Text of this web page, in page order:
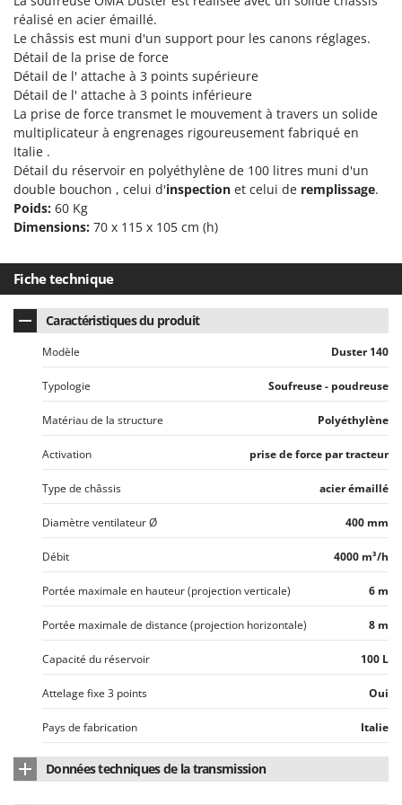
Scies alternatives à batterie
Scies de jardin télescopiques
Sécateurs électriques à batterie
Sécateurs et Échenilloirs manuels
Sécateurs pneumatiques
Semoirs et Épandeurs d'engrais
Socs pour tracteur
Souffleurs aspirateurs pour Feuilles
Soufreuses - Poudreuses à dos
T
Taille-haies
Taille-haies à bras pour tracteur
Tarières
Tondeuses à Gazon
Tondeuses autoportées
Tondeuses débroussailleuses thermiques
Trancheuses
Trancheuses de sol
Transpalettes
Treuils de débardage
Tronçonneuses
Vêtements de Sécurité
Intex
Italyco
ITM
J JOLLY ITALIA
K
KAAZ
Karcher
Kasco
Keter
KitchenAid
Komo
Laica
Lampacrescia - MGM
Landxcape
LAR Casalinghi
Lavor
Linea VZ
Lisam
Lotusgrill
M.A.I.BO.
Macom
Macte Ovens
Makita
MAMMAMIA
Marcato
réalisé en acier émaillé.
Le châssis est muni d'un support pour les canons réglages.
Détail de la prise de force
Détail de l' attache à 3 points supérieure
Détail de l' attache à 3 points inférieure
La prise de force transmet le mouvement à travers un solide
multiplicateur à engrenages rigoureusement fabriqué en
Italie .
Détail du réservoir en polyéthylène de 100 litres muni d'un
double bouchon , celui d'inspection et celui de remplissage.
Poids: 60 Kg
Dimensions: 70 x 115 x 105 cm (h)
Fiche technique
Caractéristiques du produit
Modèle Duster 140
Typologie Soufreuse - poudreuse
Matériau de la structure Polyéthylène
Activation prise de force par tracteur
Type de châssis acier émaillé
Diamètre ventilateur Ø 400 mm
Débit 4000 m³/h
Portée maximale en hauteur (projection verticale) 6 m
Portée maximale de distance (projection horizontale) 8 m
Capacité du réservoir 100 L
Attelage fixe 3 points Oui
Pays de fabrication Italie
Données techniques de la transmission